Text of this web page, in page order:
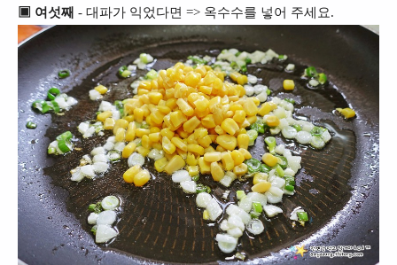
▣ 여섯째 - 대파가 익었다면 => 옥수수를 넣어 주세요.